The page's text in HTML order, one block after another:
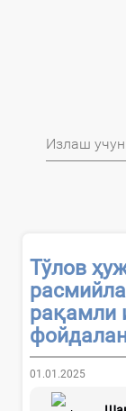
Тўлов
рақамли
01.01.2025